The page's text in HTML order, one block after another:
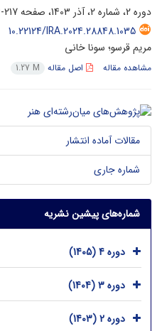
دوره 2، شماره 2، آذر 1403، صفحه
217-234
10.22124/IRA.2024.28848.1035
مریم قرسو؛ سونا خانی
مشاهده مقاله اصل مقاله 1.27 M
مقالات آماده انتشار
شماره جاری
شماره‌های پیشین نشریه
دوره 4 (1405)
دوره 3 (1404)
دوره 2 (1403)